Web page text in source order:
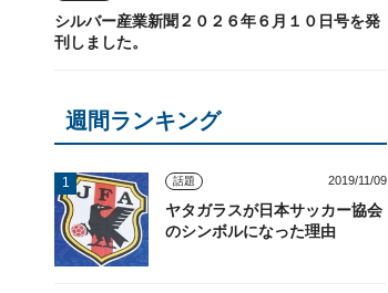
シルバー産業新聞２０２６年６月１０日号を発
刊しました。
週間ランキング
話題 2019/11/09
ヤタガラスが日本サッカー協会
のシンボルになった理由